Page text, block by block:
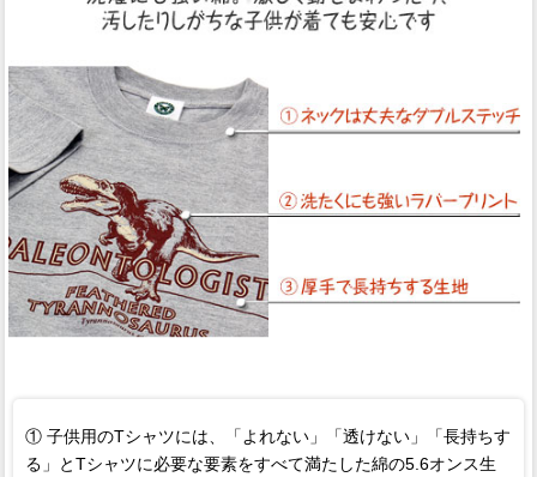
① 子供用のTシャツには、「よれない」「透けない」「長持ちす
る」とTシャツに必要な要素をすべて満たした綿の5.6オンス生